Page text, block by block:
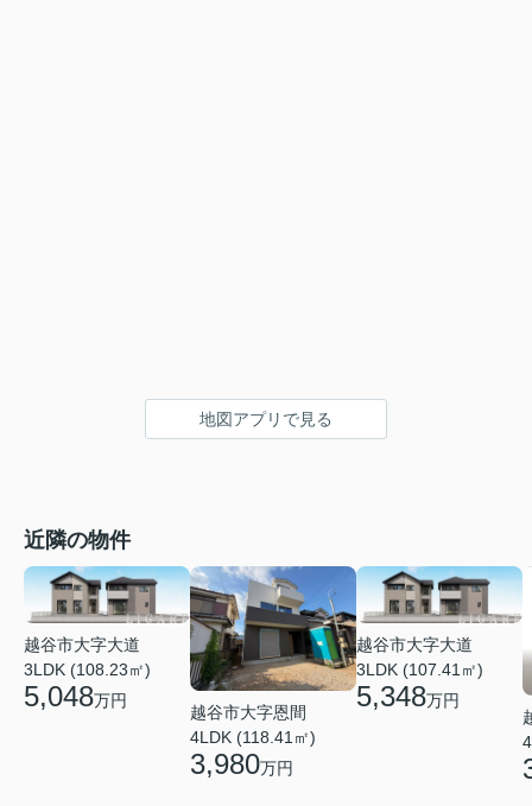
地図アプリで見る
近隣の物件
越谷市大字大道
3LDK (108.23㎡)
5,048万円
越谷市大字恩間
4LDK (118.41㎡)
3,980万円
越谷市大字大道
3LDK (107.41㎡)
5,348万円